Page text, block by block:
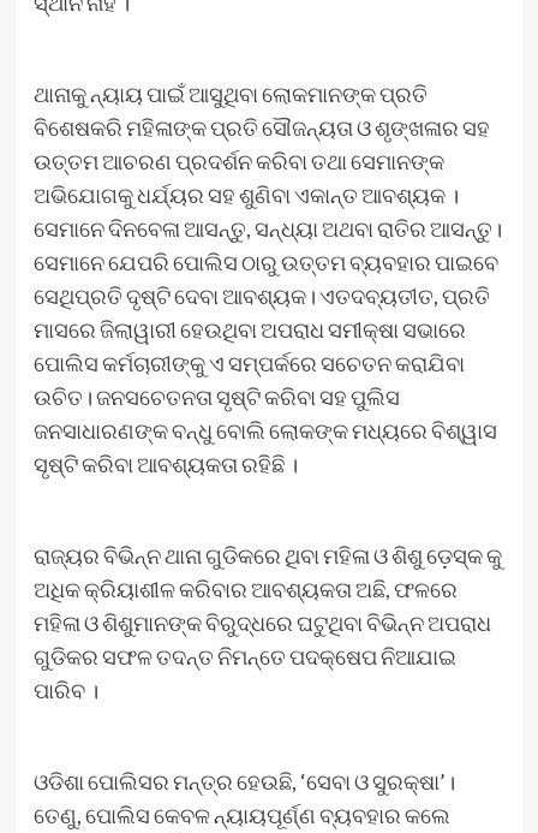
ଥାନାକୁ ନ୍ୟାୟ ପାଇଁ ଆସୁଥିବା ଲୋକମାନଙ୍କ ପ୍ରତି
ବିଶେଷକରି ମହିଳାଙ୍କ ପ୍ରତି ସୌଜନ୍ୟତା ଓ ଶୃଙ୍ଖଳାର ସହ
ଉତ୍ତମ ଆଚରଣ ପ୍ରଦର୍ଶନ କରିବା ତଥା ସେମାନଙ୍କ
ଅଭିଯୋଗକୁ ଧର୍ଯ୍ୟର ସହ ଶୁଣିବା ଏକାନ୍ତ ଆବଶ୍ୟକ ।
ସେମାନେ ଦିନବେଳା ଆସନ୍ତୁ, ସନ୍ଧ୍ୟା ଅଥବା ରାତିର ଆସନ୍ତୁ।
ସେମାନେ ଯେପରି ପୋଲିସ ଠାରୁ ଉତ୍ତମ ବ୍ୟବହାର ପାଇବେ
ସେଥିପ୍ରତି ଦୃଷ୍ଟି ଦେବା ଆବଶ୍ୟକ। ଏତଦବ୍ୟତୀତ, ପ୍ରତି
ମାସରେ ଜିଲାୱାରୀ ହେଉଥିବା ଅପରାଧ ସମୀକ୍ଷା ସଭାରେ
ପୋଲିସ କର୍ମଚାରୀଙ୍କୁ ଏ ସମ୍ପର୍କରେ ସଚେତନ କରାଯିବା
ଉଚିତ। ଜନସଚେତନତା ସୃଷ୍ଟି କରିବା ସହ ପୁଲିସ
ଜନସାଧାରଣଙ୍କ ବନ୍ଧୁ ବୋଲି ଲୋକଙ୍କ ମଧ୍ୟରେ ବିଶ୍ୱାସ
ସୃଷ୍ଟି କରିବା ଆବଶ୍ୟକତା ରହିଛି ।
ରାଜ୍ୟର ବିଭିନ୍ନ ଥାନା ଗୁଡିକରେ ଥିବା ମହିଳା ଓ ଶିଶୁ ଡ଼େସ୍କ କୁ
ଅଧିକ କ୍ରିୟାଶୀଳ କରିବାର ଆବଶ୍ୟକତା ଅଛି, ଫଳରେ
ମହିଳା ଓ ଶିଶୁମାନଙ୍କ ବିରୁଦ୍ଧରେ ଘଟୁଥିବା ବିଭିନ୍ନ ଅପରାଧ
ଗୁଡିକର ସଫଳ ତଦନ୍ତ ନିମନ୍ତେ ପଦକ୍ଷେପ ନିଆଯାଇ
ପାରିବ ।
ଓଡିଶା ପୋଲିସର ମନ୍ତ୍ର ହେଉଛି, ‘ସେବା ଓ ସୁରକ୍ଷା’।
ତେଣୁ, ପୋଲିସ କେବଳ ନ୍ୟାୟପୂର୍ଣ୍ଣ ବ୍ୟବହାର କଲେ